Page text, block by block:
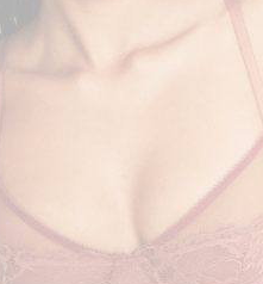
Gratis fraktalternativer